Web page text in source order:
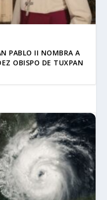
PABLO II NOMBRA A
OBISPO DE TUXPAN